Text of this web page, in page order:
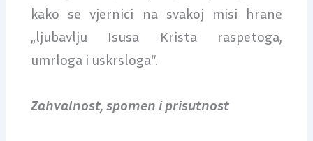
kako se vjernici na svakoj misi hrane
„ljubavlju Isusa Krista raspetoga,
umrloga i uskrsloga“.
Zahvalnost, spomen i prisutnost